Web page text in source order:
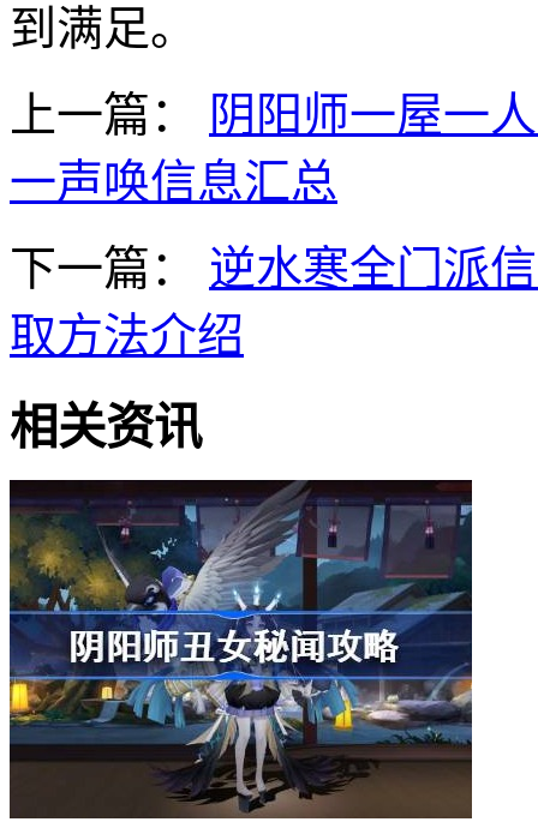
到满足。
上一篇：
阴阳师一屋一
一声唤信息汇总
下一篇：
逆水寒全门派
取方法介绍
相关资讯